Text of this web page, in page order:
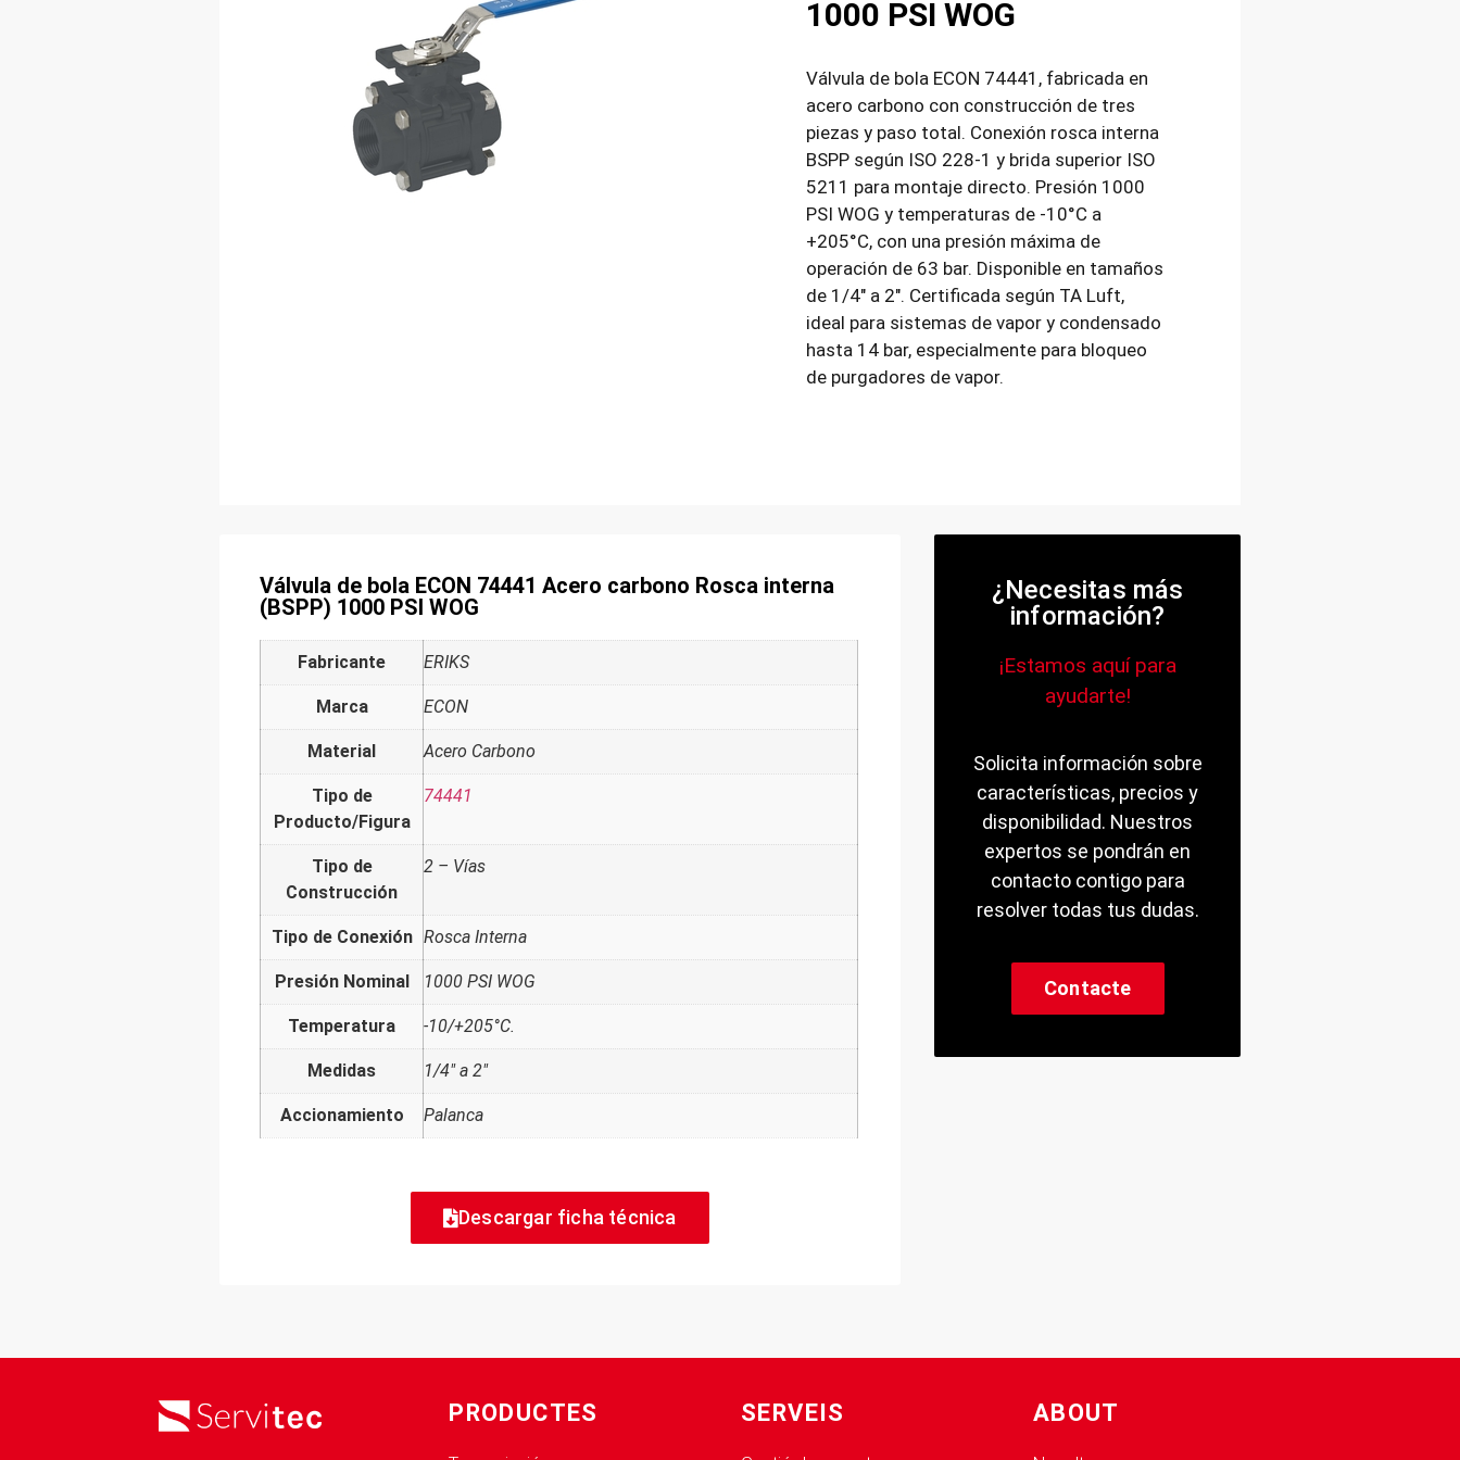
1000 PSI WOG
Válvula de bola ECON 74441, fabricada en
acero carbono con construcción de tres
piezas y paso total. Conexión rosca interna
BSPP según ISO 228-1 y brida superior ISO
5211 para montaje directo. Presión 1000
PSI WOG y temperaturas de -10°C a
+205°C, con una presión máxima de
operación de 63 bar. Disponible en tamaños
de 1/4″ a 2″. Certificada según TA Luft,
ideal para sistemas de vapor y condensado
hasta 14 bar, especialmente para bloqueo
de purgadores de vapor.
Válvula de bola ECON 74441 Acero carbono Rosca interna
(BSPP) 1000 PSI WOG
Fabricante ERIKS
Marca ECON
Material Acero Carbono
Tipo de
Producto/Figura
74441
Tipo de
Construcción
2 – Vías
Tipo de Conexión Rosca Interna
Presión Nominal 1000 PSI WOG
Temperatura -10/+205°C.
Medidas 1/4" a 2"
Accionamiento Palanca
Descargar ficha técnica
¿Necesitas más
información?
¡Estamos aquí para
ayudarte!
Solicita información sobre
características, precios y
disponibilidad. Nuestros
expertos se pondrán en
contacto contigo para
resolver todas tus dudas.
Contacte
PRODUCTES SERVEIS ABOUT